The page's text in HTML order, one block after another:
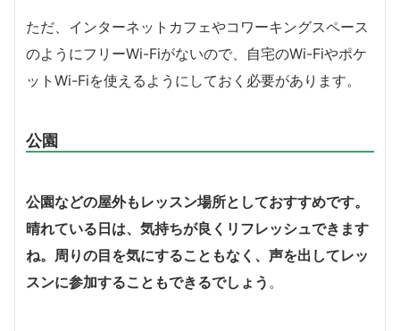
ただ、インターネットカフェやコワーキングスペース
のようにフリーWi-Fiがないので、自宅のWi-Fiやポケ
ットWi-Fiを使えるようにしておく必要があります。
公園
公園などの屋外もレッスン場所としておすすめです。
晴れている日は、気持ちが良くリフレッシュできます
ね。周りの目を気にすることもなく、声を出してレッ
スンに参加することもできるでしょう 。